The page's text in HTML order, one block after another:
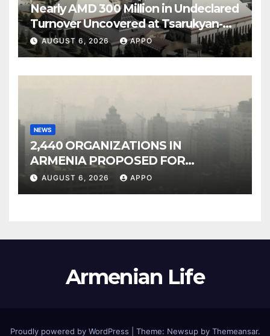
Nearly AMD 300 Million in Undeclared
Turnover Uncovered at Tsarukyan-
Owned Entertainment Center
AUGUST 6, 2026 APPO
NEWS
2,440 ORGANIZATIONS IN
ARMENIA PROPOSED FOR
INCLUSION IN LIST OF AIR
AUGUST 6, 2026 APPO
Armenian Life
Proudly powered by WordPress Theme: Newsup by Themeansar.